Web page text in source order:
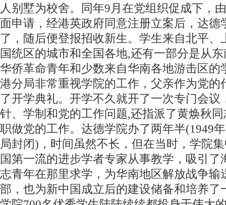
人别墅为校舍。同年9月在党组织促成下，
面申请，经港英政府同意注册立案后，达德
了，随后便登报招收新生。学生来自北平、
国统区的城市和全国各地,还有一部分是从
华侨革命青年和少数来自华南各地游击区的
港分局非常重视学院的工作，父亲作为党的
了开学典礼。开学不久就开了一次专门会议
针、学制和党的工作问题,还指派了黄焕秋
职做党的工作。达德学院办了两年半(1949
局封闭)，时间虽然不长，但在当时，学院
国第一流的进步学者专家从事教学，吸引了
志青年在那里求学，为华南地区解放战争输
部，也为新中国成立后的建设储备和培养了